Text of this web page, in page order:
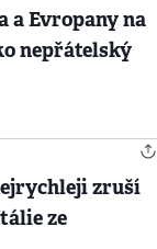
a Evropany na
nepřátelský
zruší
ze